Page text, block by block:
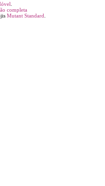
completa
Mutant Standard